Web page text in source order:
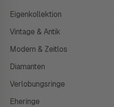
Eigenkollektion
Vintage & Antik
Modern & Zeitlos
Diamanten
Verlobungsringe
Eheringe